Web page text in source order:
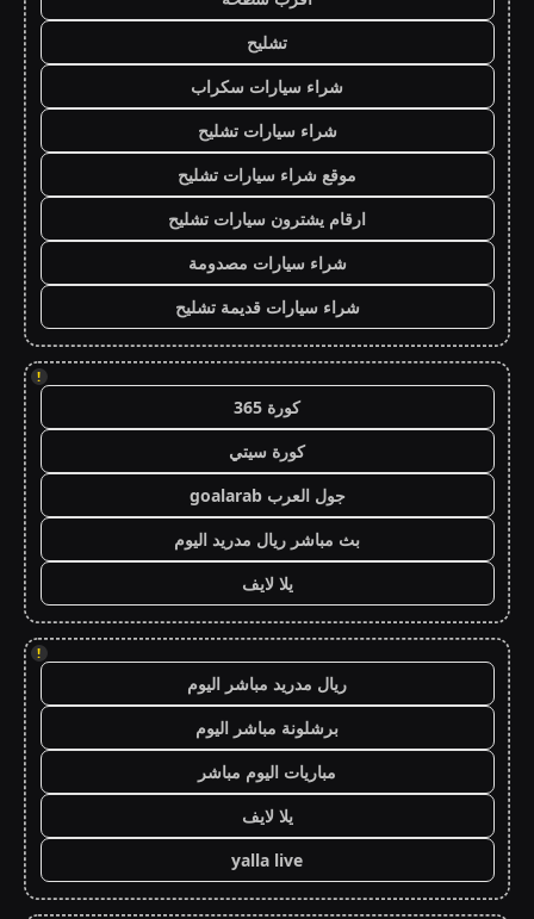
تشليح
شراء سيارات سكراب
شراء سيارات تشليح
موقع شراء سيارات تشليح
ارقام يشترون سيارات تشليح
شراء سيارات مصدومة
شراء سيارات قديمة تشليح
!
كورة 365
كورة سيتي
جول العرب goalarab
بث مباشر ريال مدريد اليوم
يلا لايف
!
ريال مدريد مباشر اليوم
برشلونة مباشر اليوم
مباريات اليوم مباشر
يلا لايف
yalla live